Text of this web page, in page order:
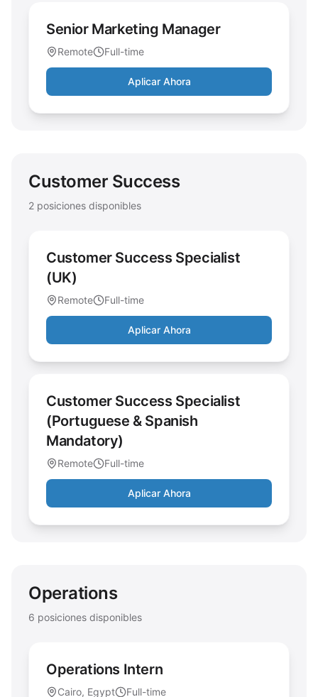
Senior Marketing Manager
Remote Full-time
Aplicar Ahora
Customer Success
2 posiciones disponibles
Customer Success Specialist
(UK)
Remote Full-time
Aplicar Ahora
Customer Success Specialist
(Portuguese & Spanish
Mandatory)
Remote Full-time
Aplicar Ahora
Operations
6 posiciones disponibles
Operations Intern
Cairo, Egypt Full-time